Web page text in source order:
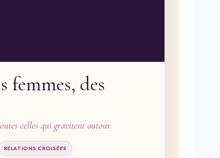
femmes, des
celles qui gravitent autour.
RELATIONS CROISÉES